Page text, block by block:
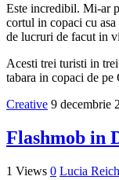
Este incredibil. Mi-ar
cortul in copaci cu
de lucruri de facut in
Acesti trei turisti in
tabara in copaci de
Creative 9 decembrie
Flashmob in
1 Views 0 Lucia Reich